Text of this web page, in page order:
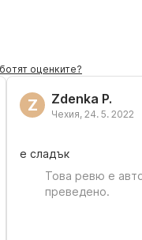
оценките?
Z Zdenka P.
Чехия, 24. 5. 2022
е сладък
Това ревю е
преведено.